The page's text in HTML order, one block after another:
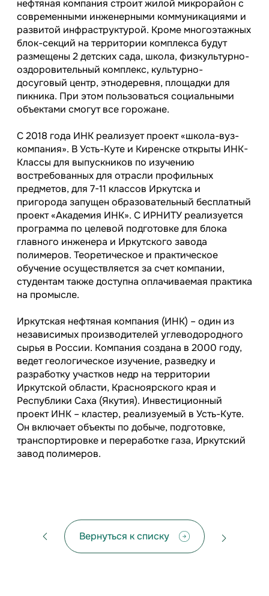
нефтяная компания строит жилой микрорайон с
современными инженерными коммуникациями и
развитой инфраструктурой. Кроме многоэтажных
блок-секций на территории комплекса будут
размещены 2 детских сада, школа, физкультурно-
оздоровительный комплекс, культурно-
досуговый центр, этнодеревня, площадки для
пикника. При этом пользоваться социальными
объектами смогут все горожане.
С 2018 года ИНК реализует проект «школа-вуз-
компания». В Усть-Куте и Киренске открыты ИНК-
Классы для выпускников по изучению
востребованных для отрасли профильных
предметов, для 7-11 классов Иркутска и
пригорода запущен образовательный бесплатный
проект «Академия ИНК». С ИРНИТУ реализуется
программа по целевой подготовке для блока
главного инженера и Иркутского завода
полимеров. Теоретическое и практическое
обучение осуществляется за счет компании,
студентам также доступна оплачиваемая практика
на промысле.
Иркутская нефтяная компания (ИНК) – один из
независимых производителей углеводородного
сырья в России. Компания создана в 2000 году,
ведет геологическое изучение, разведку и
разработку участков недр на территории
Иркутской области, Красноярского края и
Республики Саха (Якутия). Инвестиционный
проект ИНК – кластер, реализуемый в Усть-Куте.
Он включает объекты по добыче, подготовке,
транспортировке и переработке газа, Иркутский
завод полимеров.
Вернуться к списку